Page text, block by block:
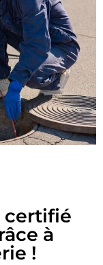
certifié
à
!